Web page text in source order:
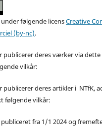
følgende licensCreative
(by-nc).
publicerer deres værker via
vilkår:
publicerer deres artikler i NTfK,
følgende vilkår:
fra 1/1 2024 og